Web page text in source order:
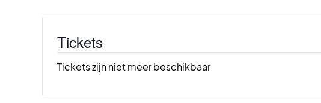
Tickets
Tickets zijn niet meer beschikbaar